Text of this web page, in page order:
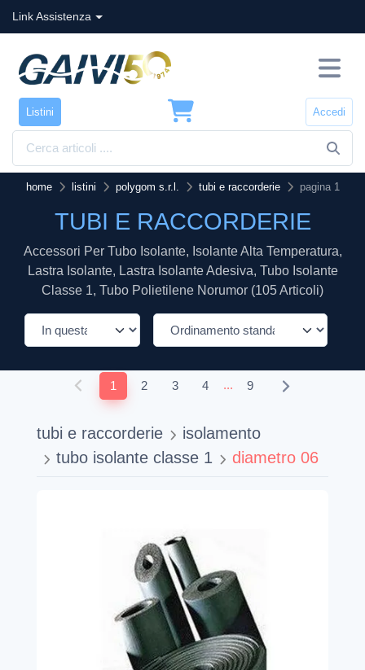
Link Assistenza
Listini Accedi
home listini polygom s.r.l. tubi e raccorderie pagina 1
TUBI E RACCORDERIE
Accessori Per Tubo Isolante, Isolante Alta Temperatura,
Lastra Isolante, Lastra Isolante Adesiva, Tubo Isolante
Classe 1, Tubo Polietilene Norumor (105 Articoli)
1 2 3 4 ... 9
tubi e raccorderie
isolamento
tubo isolante classe 1
diametro 06